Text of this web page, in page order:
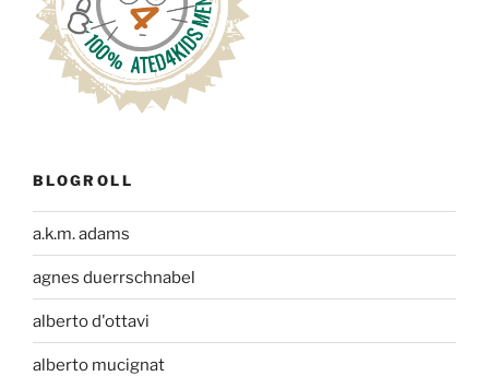
BLOGROLL
a.k.m. adams
agnes duerrschnabel
alberto d'ottavi
alberto mucignat